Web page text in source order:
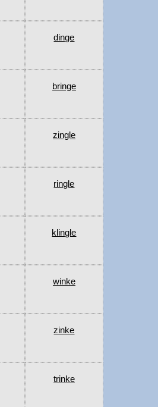
dinge
bringe
zingle
ringle
klingle
winke
zinke
trinke